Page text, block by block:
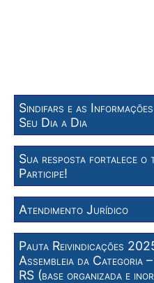
Sindifars e as
Seu Dia a Dia
Sua resposta fortalece o
Participe!
Atendimento Jurídico
Pauta Reivindicações
Assembleia da Categoria
RS (base organizada e